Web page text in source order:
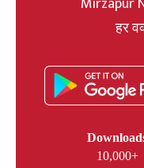
हर
10,000+